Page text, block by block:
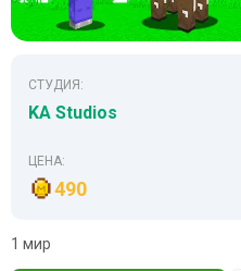
СТУДИЯ:
KA Studios
ЦЕНА:
490
1 мир